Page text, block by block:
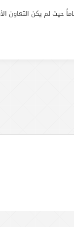
لم يكن التعاون